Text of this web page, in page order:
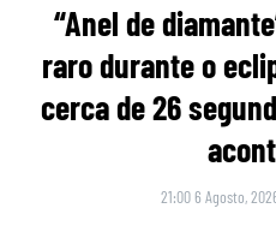
“Anel de
raro durante o
cerca de 26
21:00 6 Agosto,